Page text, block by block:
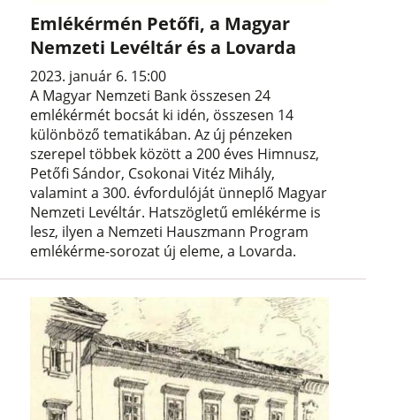
Emlékérmén Petőfi, a Magyar
Nemzeti Levéltár és a Lovarda
2023. január 6. 15:00
A Magyar Nemzeti Bank összesen 24
emlékérmét bocsát ki idén, összesen 14
különböző tematikában. Az új pénzeken
szerepel többek között a 200 éves Himnusz,
Petőfi Sándor, Csokonai Vitéz Mihály,
valamint a 300. évfordulóját ünneplő Magyar
Nemzeti Levéltár. Hatszögletű emlékérme is
lesz, ilyen a Nemzeti Hauszmann Program
emlékérme-sorozat új eleme, a Lovarda.